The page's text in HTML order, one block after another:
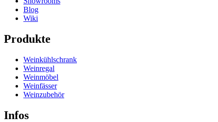
Blog
Wiki
Produkte
Weinkühlschrank
Weinregal
Weinmöbel
Weinfässer
Weinzubehör
Infos